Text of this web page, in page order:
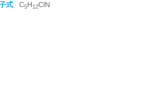
式 C5H12ClN